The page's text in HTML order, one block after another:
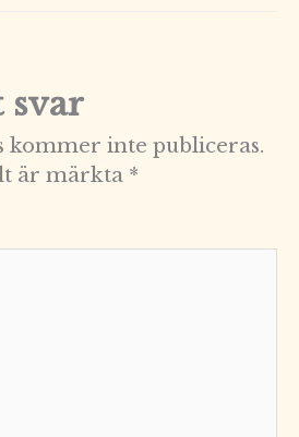
svar
kommer inte publiceras.
är märkta *